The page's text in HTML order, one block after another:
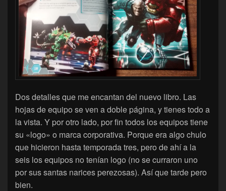
Dos detalles que me encantan del nuevo libro. Las
hojas de equipo se ven a doble página, y tienes todo a
la vista. Y por otro lado, por fin todos los equipos tiene
su «logo» o marca corporativa. Porque era algo chulo
que hicieron hasta temporada tres, pero de ahí a la
seis los equipos no tenían logo (no se curraron uno
por sus santas narices perezosas). Así que tarde pero
bien.